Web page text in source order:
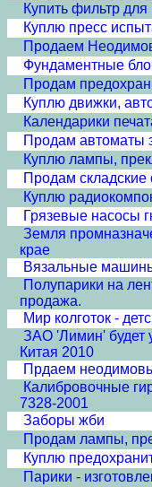
Купить фильтр
Куплю пресс
Продаем
Фундаментные
Продам
Куплю движки,
Календарики
Продам автоматы
Куплю лампы,
Продам складские
Куплю
Грязевые насосы
Земля
крае
Вязальные
Полупарики на
продажа.
Мир колготок -
ЗАО 'Лимин' будет
Китая 2010
Прдаем
Калибровочные
7328-2001
Заборы жби
Продам лампы,
Куплю
Парики -